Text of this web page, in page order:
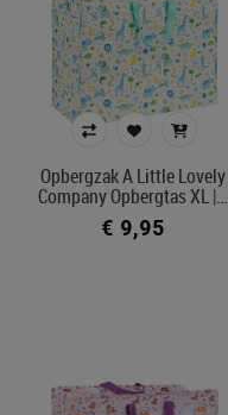
Opbergzak A Little Lovely
Company Opbergtas XL |…
€ 9,95